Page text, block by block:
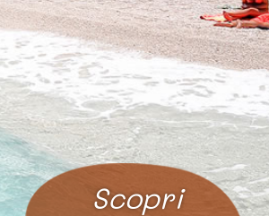
Scopri